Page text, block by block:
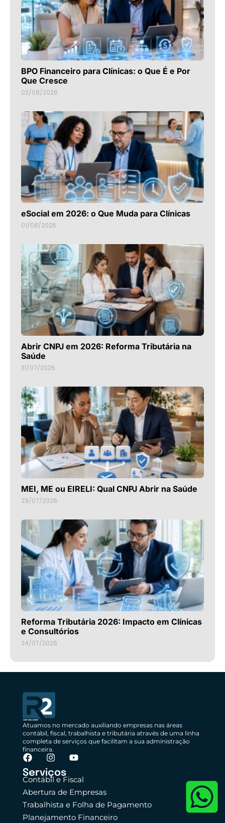
BPO Financeiro para Clínicas: o Que É e Por
Que Cresce
02/08/2026
eSocial em 2026: o Que Muda para Clínicas
01/08/2026
Abrir CNPJ em 2026: Reforma Tributária na
Saúde
31/07/2026
MEI, ME ou EIRELI: Qual CNPJ Abrir na Saúde
29/07/2026
Reforma Tributária 2026: Impacto em Clínicas
e Consultórios
24/07/2026
Atuamos no mercado auxiliando empresas nas áreas
contábil, fiscal, trabalhista e tributária através de uma linha
completa de serviços que facilitam a sua administração
financeira.
Serviços
Contábil e Fiscal
Abertura de Empresas
Trabalhista e Folha de Pagamento
Planejamento Financeiro